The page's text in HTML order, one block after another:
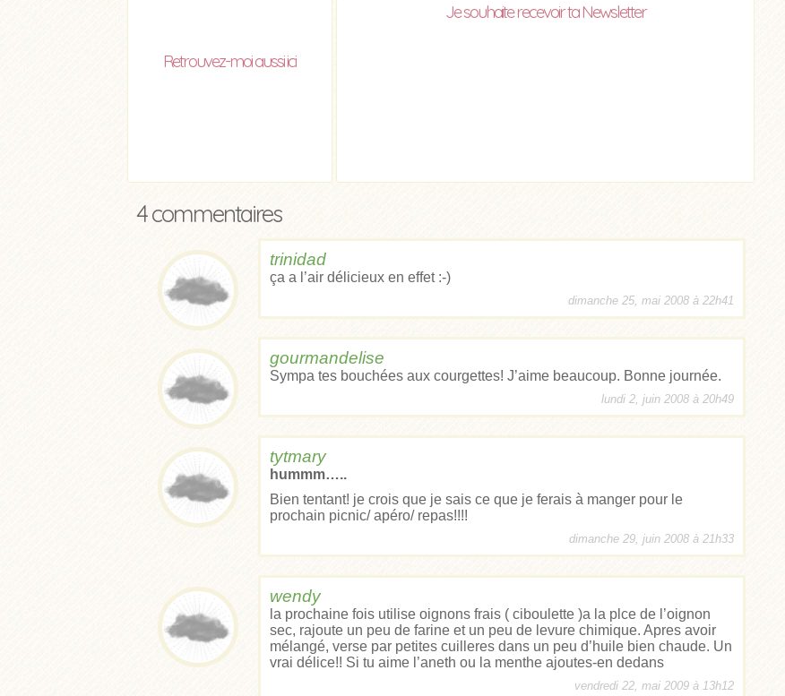
Retrouvez-moi aussi ici
Je souhaite recevoir ta Newsletter
4 commentaires
trinidad
ça a l’air délicieux en effet :-)
dimanche 25, mai 2008 à 22h41
gourmandelise
Sympa tes bouchées aux courgettes! J’aime beaucoup. Bonne journée.
lundi 2, juin 2008 à 20h49
tytmary
hummm…..
Bien tentant! je crois que je sais ce que je ferais à manger pour le
prochain picnic/ apéro/ repas!!!!
dimanche 29, juin 2008 à 21h33
wendy
la prochaine fois utilise oignons frais ( ciboulette )a la plce de l’oignon
sec, rajoute un peu de farine et un peu de levure chimique. Apres avoir
mélangé, verse par petites cuilleres dans un peu d’huile bien chaude. Un
vrai délice!! Si tu aime l’aneth ou la menthe ajoutes-en dedans
vendredi 22, mai 2009 à 13h12